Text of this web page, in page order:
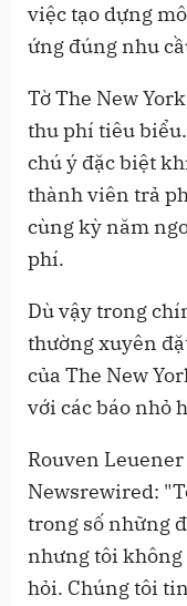
việc tạo dựng
ứng đúng nhu
Tờ The New
thu phí tiêu
chú ý đặc biệt
thành viên trả
cùng kỳ năm
phí.
Dù vậy trong
thường xuyên
của The New
với các báo nhỏ
Rouven
Newsrewired:
trong số những
nhưng tôi
hỏi. Chúng tôi